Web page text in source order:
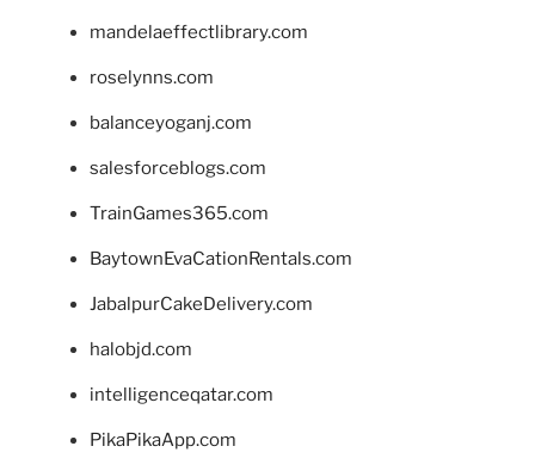
mandelaeffectlibrary.com
roselynns.com
balanceyoganj.com
salesforceblogs.com
TrainGames365.com
BaytownEvaCationRentals.com
JabalpurCakeDelivery.com
halobjd.com
intelligenceqatar.com
PikaPikaApp.com